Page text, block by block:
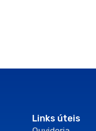
Links úteis